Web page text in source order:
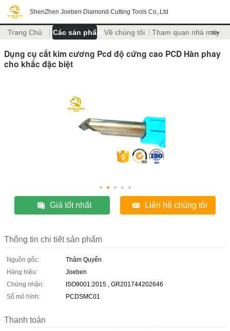
ShenZhen Joeben Diamond Cutting Tools Co,.Ltd
Trang Chủ Các sản phẩm Về chúng tôi Tham quan nhà máy
>>
Dụng cụ cắt kim cương Pcd độ cứng cao PCD Hàn phay
cho khắc đặc biệt
Giá tốt nhất Liên hệ chúng tôi
Thông tin chi tiết sản phẩm
Nguồn gốc:
Thâm Quyến
Hàng hiệu:
Joeben
Chứng nhận:
ISO9001:2015 , GR201744202646
Số mô hình:
PCDSMC01
Thanh toán